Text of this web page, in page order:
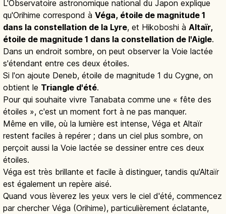
L'Observatoire astronomique national du Japon explique
qu'Orihime correspond à Véga, étoile de magnitude 1
dans la constellation de la Lyre, et Hikoboshi à Altaïr,
étoile de magnitude 1 dans la constellation de l'Aigle.
Dans un endroit sombre, on peut observer la Voie lactée
s'étendant entre ces deux étoiles.
Si l'on ajoute Deneb, étoile de magnitude 1 du Cygne, on
obtient le Triangle d'été.
Pour qui souhaite vivre Tanabata comme une « fête des
étoiles », c'est un moment fort à ne pas manquer.
Même en ville, où la lumière est intense, Véga et Altaïr
restent faciles à repérer ; dans un ciel plus sombre, on
perçoit aussi la Voie lactée se dessiner entre ces deux
étoiles.
Véga est très brillante et facile à distinguer, tandis qu'Altaïr
est également un repère aisé.
Quand vous lèverez les yeux vers le ciel d'été, commencez
par chercher Véga (Orihime), particulièrement éclatante,